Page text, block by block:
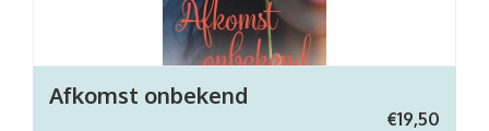
Afkomst onbekend
€19,50